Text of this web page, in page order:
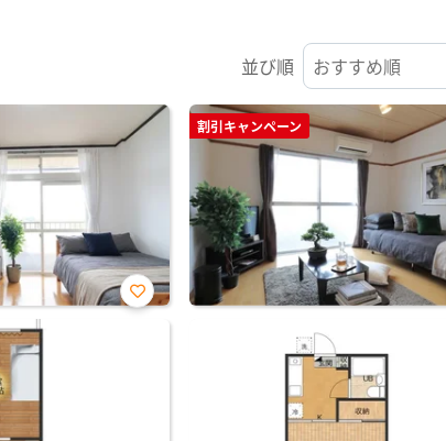
並び順
お気
割引キャンペーン